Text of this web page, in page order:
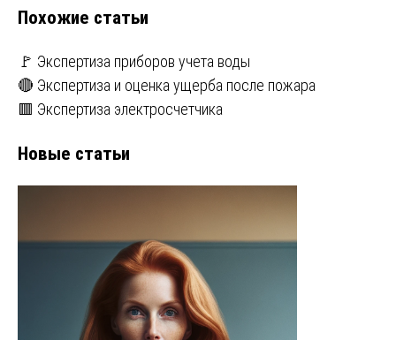
Похожие статьи
🚩 Экспертиза приборов учета воды
🔴 Экспертиза и оценка ущерба после пожара
🟥 Экспертиза электросчетчика
Новые статьи